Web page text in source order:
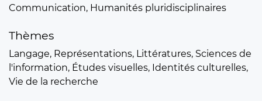
Communication, Humanités pluridisciplinaires
Thèmes
Langage, Représentations, Littératures, Sciences de
l'information, Études visuelles, Identités culturelles,
Vie de la recherche